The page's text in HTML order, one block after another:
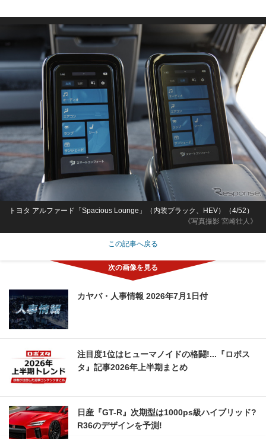
《写真撮影 宮崎壮人》
トヨタ アルファード「Spacious Lounge」（内装ブラック、HEV）（4/52）
この記事へ戻る
カヤバ・人事情報 2026年7月1日付
注目度1位はヒューマノイドの格闘!...『ロボス
タ』記事2026年上半期まとめ
日産『GT-R』次期型は1000ps級ハイブリッド?
R36のデザインを予測!